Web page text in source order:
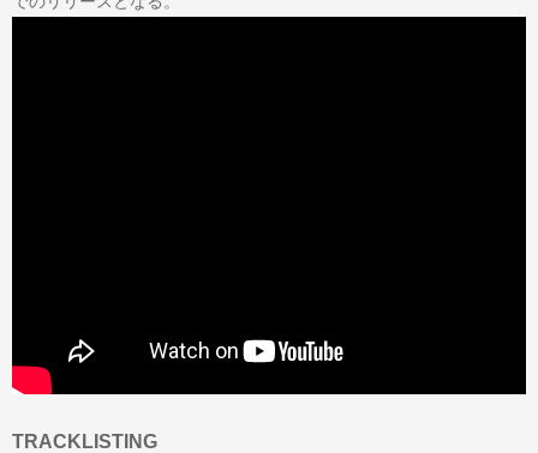
TRACKLISTING